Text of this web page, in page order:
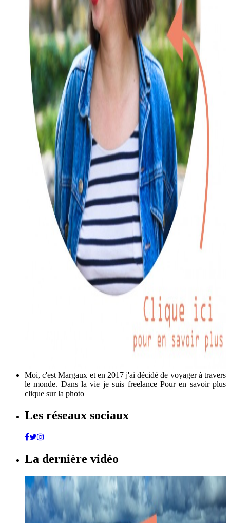
Moi, c'est Margaux et en 2017 j'ai décidé de voyager à travers
le monde. Dans la vie je suis freelance Pour en savoir plus
clique sur la photo
Les réseaux sociaux
La dernière vidéo